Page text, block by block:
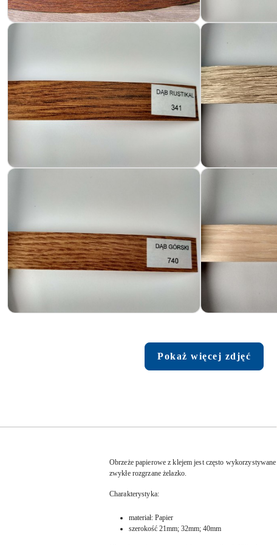
Pokaż więcej zdjęć
Obrzeże papierowe z klejem jest często
zwykłe rozgrzane żelazko.
Charakterystyka:
materiał: Papier
szerokość 21mm; 32mm; 40mm